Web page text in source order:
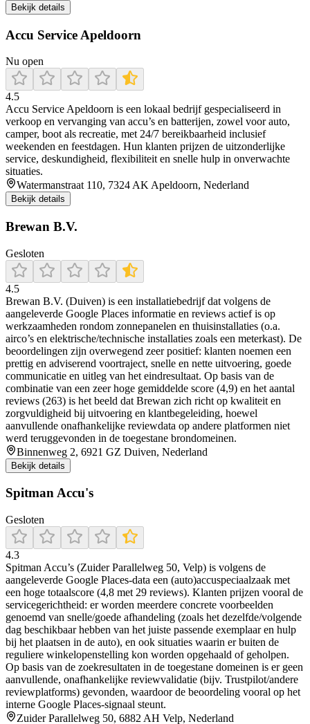
Bekijk details
Accu Service Apeldoorn
Nu open
4.5
Accu Service Apeldoorn is een lokaal bedrijf gespecialiseerd in
verkoop en vervanging van accu’s en batterijen, zowel voor auto,
camper, boot als recreatie, met 24/7 bereikbaarheid inclusief
weekenden en feestdagen. Hun klanten prijzen de uitzonderlijke
service, deskundigheid, flexibiliteit en snelle hulp in onverwachte
situaties.
Watermanstraat 110, 7324 AK Apeldoorn, Nederland
Bekijk details
Brewan B.V.
Gesloten
4.5
Brewan B.V. (Duiven) is een installatiebedrijf dat volgens de
aangeleverde Google Places informatie en reviews actief is op
werkzaamheden rondom zonnepanelen en thuisinstallaties (o.a.
airco’s en elektrische/technische installaties zoals een meterkast). De
beoordelingen zijn overwegend zeer positief: klanten noemen een
prettig en adviserend voortraject, snelle en nette uitvoering, goede
communicatie en uitleg van het eindresultaat. Op basis van de
combinatie van een zeer hoge gemiddelde score (4,9) en het aantal
reviews (263) is het beeld dat Brewan zich richt op kwaliteit en
zorgvuldigheid bij uitvoering en klantbegeleiding, hoewel
aanvullende onafhankelijke reviewdata op andere platformen niet
werd teruggevonden in de toegestane brondomeinen.
Binnenweg 2, 6921 GZ Duiven, Nederland
Bekijk details
Spitman Accu's
Gesloten
4.3
Spitman Accu’s (Zuider Parallelweg 50, Velp) is volgens de
aangeleverde Google Places-data een (auto)accuspeciaalzaak met
een hoge totaalscore (4,8 met 29 reviews). Klanten prijzen vooral de
servicegerichtheid: er worden meerdere concrete voorbeelden
genoemd van snelle/goede afhandeling (zoals het dezelfde/volgende
dag beschikbaar hebben van het juiste passende exemplaar en hulp
bij het plaatsen in de auto), en ook situaties waarin er buiten de
reguliere winkelopenstelling kon worden opgehaald of geholpen.
Op basis van de zoekresultaten in de toegestane domeinen is er geen
aanvullende, onafhankelijke reviewvalidatie (bijv. Trustpilot/andere
reviewplatforms) gevonden, waardoor de beoordeling vooral op het
interne Google Places-signaal steunt.
Zuider Parallelweg 50, 6882 AH Velp, Nederland